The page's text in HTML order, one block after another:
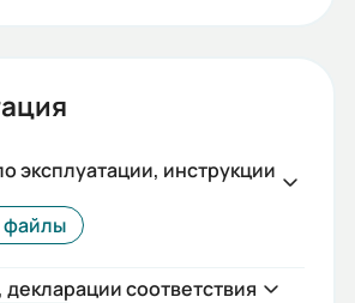
м):
эксплуатации, инструкции
файлы
соответствия